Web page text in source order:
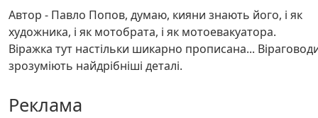
Автор - Павло Попов, думаю, кияни знають його, і як
художника, і як мотобрата, і як мотоевакуатора.
Віражка тут настільки шикарно прописана...
зрозуміють найдрібніші деталі.
Реклама